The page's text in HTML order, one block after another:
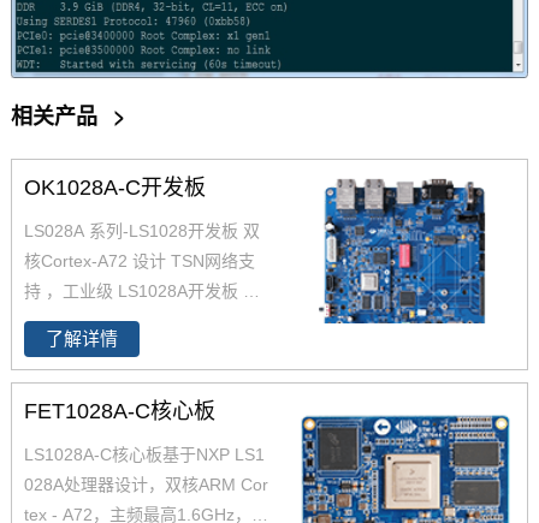
相关产品 >
OK1028A-C开发板
LS028A 系列-LS1028开发板 双
核Cortex-A72 设计 TSN网络支
持 ，工业级 LS1028A开发板 提
供了一个用于设计和评估LS1028
A处理器设计核心板的平台。支
持TSN的以太网交换机和以太网
控制器，可支持融合的IT和OT网
了解详情
FET1028A-C核心板
LS1028A-C核心板基于NXP LS1
028A处理器设计，双核ARM Cor
tex - A72，主频最高1.6GHz，板